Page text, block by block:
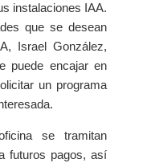
instalaciones IAA.
que se desean
Israel González,
puede encajar en
un programa
se tramitan
futuros pagos, así